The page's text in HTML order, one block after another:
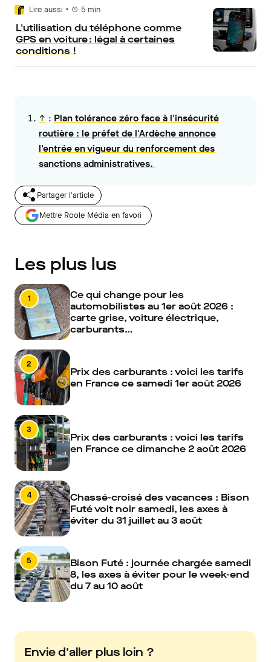
Lire aussi • 5 min
L'utilisation du téléphone comme
GPS en voiture : légal à certaines
conditions !
↑ : Plan tolérance zéro face à l'insécurité
routière : le préfet de l'Ardèche annonce
l'entrée en vigueur du renforcement des
sanctions administratives.
Partager l'article
Mettre Roole Média en favori
Les plus lus
1
Ce qui change pour les
automobilistes au 1er août 2026 :
carte grise, voiture électrique,
carburants…
2
Prix des carburants : voici les tarifs
en France ce samedi 1er août 2026
3
Prix des carburants : voici les tarifs
en France ce dimanche 2 août 2026
4
Chassé-croisé des vacances : Bison
Futé voit noir samedi, les axes à
éviter du 31 juillet au 3 août
5
Bison Futé : journée chargée samedi
8, les axes à éviter pour le week-end
du 7 au 10 août
Envie d'aller plus loin ?